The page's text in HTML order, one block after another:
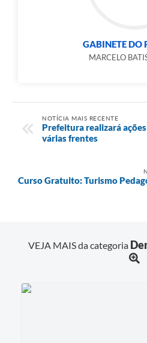
GABINETE DO
MARCELO
NOTÍCIA MAIS RECENTE
Prefeitura realizará
várias frentes
Curso Gratuito: Turismo
VEJA MAIS da categoria